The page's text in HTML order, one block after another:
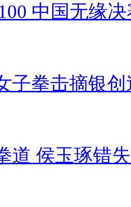
中国无缘
子拳击摘银
道 侯玉琢错